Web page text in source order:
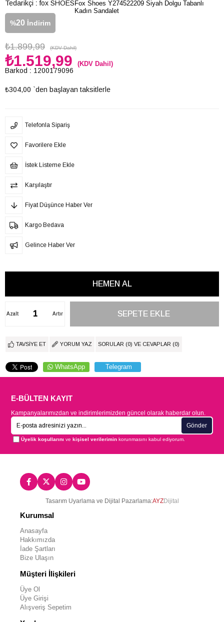
Tedarikçi : fox SHOES
%20 İndirim
₺1.899,99 (KDV Dahil)
₺1.519,99 (KDV Dahil)
Barkod : 1200179096
₺304,00 `den başlayan taksitlerle
Fox Shoes Y274522209 Siyah Dolgu Tabanlı
Kadın Sandalet
Telefonla Sipariş
Favorilere Ekle
İstek Listeme Ekle
Karşılaştır
Fiyat Düşünce Haber Ver
Kargo Bedava
Gelince Haber Ver
Artır
Azalt
TAVSIYE ET YORUM YAZ SORULAR (0) VE CEVAPLAR (0)
WhatsApp Telegram
E-BÜLTEN KAYIT
Kampanyalarımızdan ve indirimlerimizden güncel olarak haberdar olun.
Gönder
Üyelik koşullarını vekişisel verilerimin korunmasını kabul ediyorum.
Tasarım Uyarlama ve Dijital Pazarlama:AYZDijital
Kurumsal
Anasayfa
Hakkımızda
İade Şartları
Bize Ulaşın
Müşteri İlişkileri
Üye Ol
Üye Girişi
Alışveriş Sepetim